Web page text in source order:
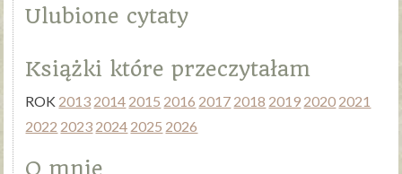
Ulubione cytaty
Książki które przeczytałam
ROK 2013 2014 2015 2016 2017 2018 2019 2020 2021
2022 2023 2024 2025 2026
O mnie